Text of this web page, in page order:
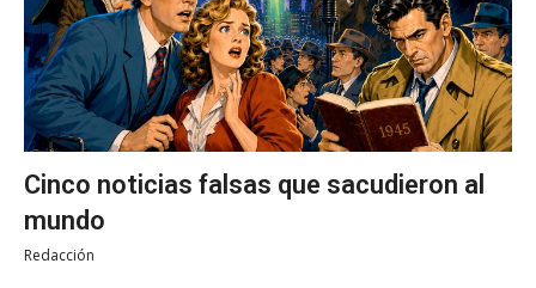
Cinco noticias falsas que sacudieron al
mundo
Redacción